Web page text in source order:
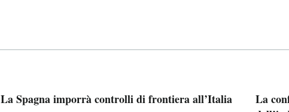
La Spagna imporrà controlli di frontiera all’Italia
La